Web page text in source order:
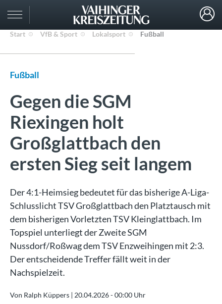
Start VfB & Sport Lokalsport Fußball
Fußball
Gegen die SGM
Riexingen holt
Großglattbach den
ersten Sieg seit langem
Der 4:1-Heimsieg bedeutet für das bisherige A-Liga-
Schlusslicht TSV Großglattbach den Platztausch mit
dem bisherigen Vorletzten TSV Kleinglattbach. Im
Topspiel unterliegt der Zweite SGM
Nussdorf/Roßwag dem TSV Enzweihingen mit 2:3.
Der entscheidende Treffer fällt weit in der
Nachspielzeit.
Von Ralph Küppers | 20.04.2026 - 00:00 Uhr